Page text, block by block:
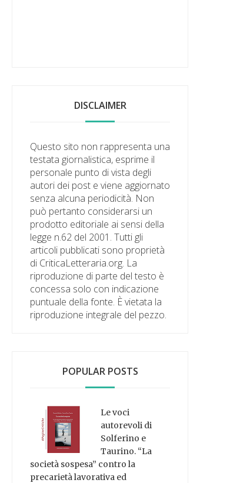
DISCLAIMER
Questo sito non rappresenta una
testata giornalistica, esprime il
personale punto di vista degli
autori dei post e viene aggiornato
senza alcuna periodicità. Non
può pertanto considerarsi un
prodotto editoriale ai sensi della
legge n.62 del 2001. Tutti gli
articoli pubblicati sono proprietà
di CriticaLetteraria.org. La
riproduzione di parte del testo è
concessa solo con indicazione
puntuale della fonte. È vietata la
riproduzione integrale del pezzo.
POPULAR POSTS
Le voci
autorevoli di
Solferino e
Taurino. “La
società sospesa” contro la
precarietà lavorativa ed